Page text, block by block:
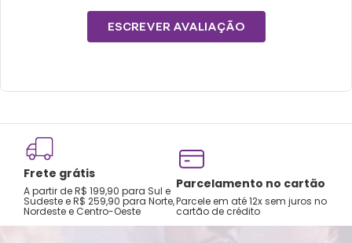
ESCREVER AVALIAÇÃO
Frete grátis
A partir de R$ 199,90 para Sul e
Sudeste e R$ 259,90 para Norte,
Nordeste e Centro-Oeste
Parcelamento no cartão
Parcele em até 12x sem juros no
cartão de crédito